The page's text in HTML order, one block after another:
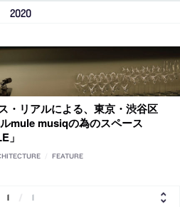
2020
・リアルによる、東京・渋谷区
mule musiqの為のスペース
」
FEATURE
1 1